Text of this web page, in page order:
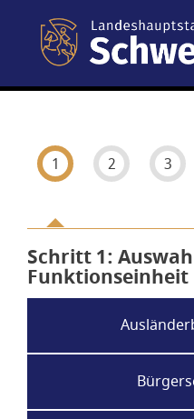
1 2 3
Schritt 1von 6
:
Funktionseinheit